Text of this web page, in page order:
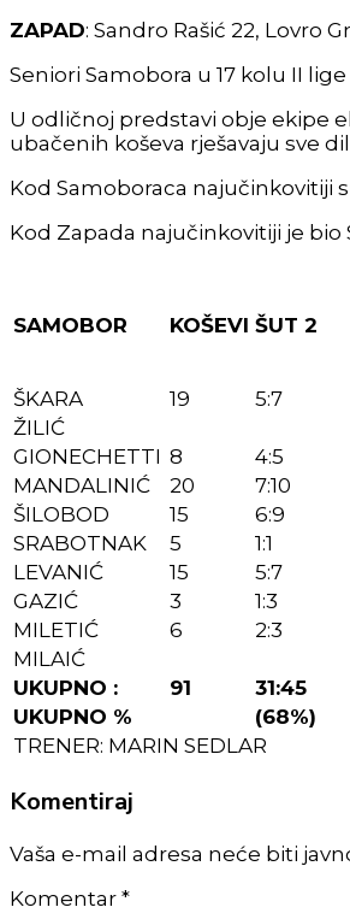
ZAPAD: Sandro Rašić 22, Lovro
Seniori Samobora u 17 kolu II
U odličnoj predstavi obje ekipe
ubačenih koševa rješavaju sve
Kod Samoboraca najučinkovitiji
Kod Zapada najučinkovitiji je bio
SAMOBOR KOŠEVI ŠUT 2
ŠKARA 19 5:7
ŽILIĆ
GIONECHETTI 8 4:5
MANDALINIĆ
20 7:10
ŠILOBOD
15 6:9
SRABOTNAK
5 1:1
LEVANIĆ
15 5:7
GAZIĆ
3 1:3
MILETIĆ
6 2:3
MILAIĆ
UKUPNO :
91 31:45
UKUPNO %
(68%)
TRENER: MARIN SEDLAR
Komentiraj
Vaša e-mail adresa neće biti
Komentar *